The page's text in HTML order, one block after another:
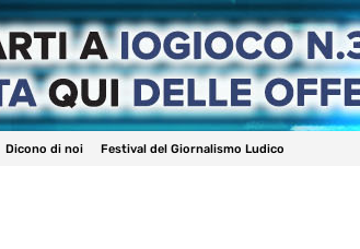
Dicono di noi Festival del Giornalismo Ludico